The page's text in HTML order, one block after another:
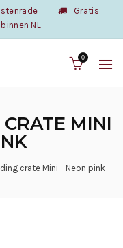
Gratis
NL
0
MINI
crate Mini - Neon pink